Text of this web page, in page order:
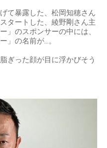
て暴露した、松岡知穂さん
タートした、綾野剛さん主
」のスポンサーの中には、
」の名前が…。
ぎった顔が目に浮かびそう